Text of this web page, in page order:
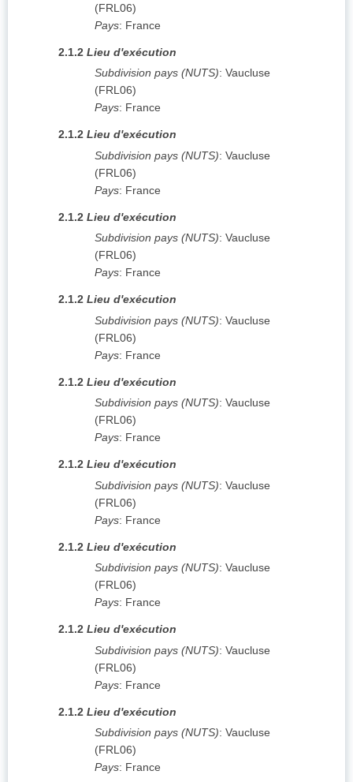
(FRL06)
Pays: France
2.1.2 Lieu d'exécution
Subdivision pays (NUTS): Vaucluse
(FRL06)
Pays: France
2.1.2 Lieu d'exécution
Subdivision pays (NUTS): Vaucluse
(FRL06)
Pays: France
2.1.2 Lieu d'exécution
Subdivision pays (NUTS): Vaucluse
(FRL06)
Pays: France
2.1.2 Lieu d'exécution
Subdivision pays (NUTS): Vaucluse
(FRL06)
Pays: France
2.1.2 Lieu d'exécution
Subdivision pays (NUTS): Vaucluse
(FRL06)
Pays: France
2.1.2 Lieu d'exécution
Subdivision pays (NUTS): Vaucluse
(FRL06)
Pays: France
2.1.2 Lieu d'exécution
Subdivision pays (NUTS): Vaucluse
(FRL06)
Pays: France
2.1.2 Lieu d'exécution
Subdivision pays (NUTS): Vaucluse
(FRL06)
Pays: France
2.1.2 Lieu d'exécution
Subdivision pays (NUTS): Vaucluse
(FRL06)
Pays: France